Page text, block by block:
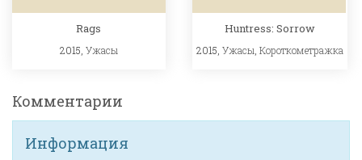
Rags
2015, Ужасы
Huntress: Sorrow
2015,Ужасы ,Короткометражка
Комментарии
Информация